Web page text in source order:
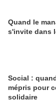
Quand le
s'invite dans
Social :
mépris pour
solidaire